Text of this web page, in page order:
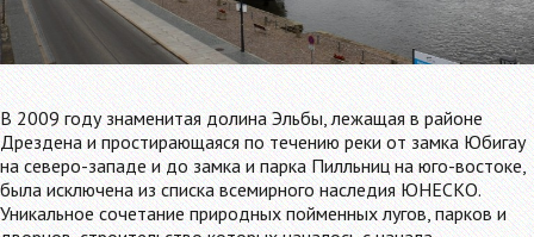
В 2009 году знаменитая долина Эльбы, лежащая в районе
Дрездена и простирающаяся по течению реки от замка Юбигау
на северо-западе и до замка и парка Пилльниц на юго-востоке,
была исключена из списка всемирного наследия ЮНЕСКО.
Уникальное сочетание природных пойменных лугов, парков и